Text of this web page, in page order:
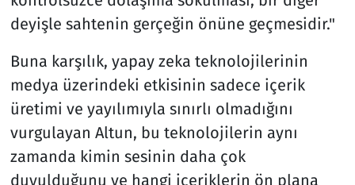
deyişle sahtenin gerçeğin önüne geçmesidir."
Buna karşılık, yapay zeka teknolojilerinin
medya üzerindeki etkisinin sadece içerik
üretimi ve yayılımıyla sınırlı olmadığını
vurgulayan Altun, bu teknolojilerin aynı
zamanda kimin sesinin daha çok
duyulduğunu ve hangi içeriklerin ön plana